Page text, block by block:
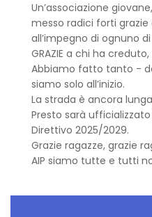
Un’associazione
messo radici forti grazie
all’impegno di ognuno di
GRAZIE a chi ha
Abbiamo fatto tanto -
siamo solo all’inizio.
La strada è ancora
Presto sarà
Direttivo 2025/2029.
Grazie ragazze, grazie
AIP siamo tutte e tutti